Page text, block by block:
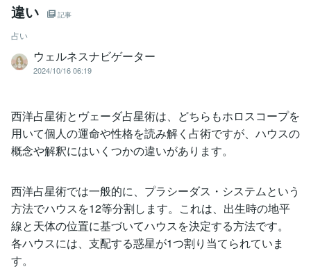
違い
記事
占い
ウェルネスナビゲーター
2024/10/16 06:19
西洋占星術とヴェーダ占星術は、どちらもホロスコープを
用いて個人の運命や性格を読み解く占術ですが、ハウスの
概念や解釈にはいくつかの違いがあります。
西洋占星術では一般的に、プラシーダス・システムという
方法でハウスを12等分割します。これは、出生時の地平
線と天体の位置に基づいてハウスを決定する方法です。
各ハウスには、支配する惑星が1つ割り当てられていま
す。